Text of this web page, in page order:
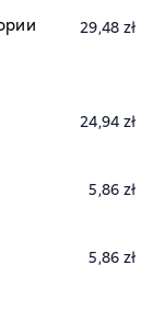
29,48 zł
24,94 zł
5,86 zł
5,86 zł